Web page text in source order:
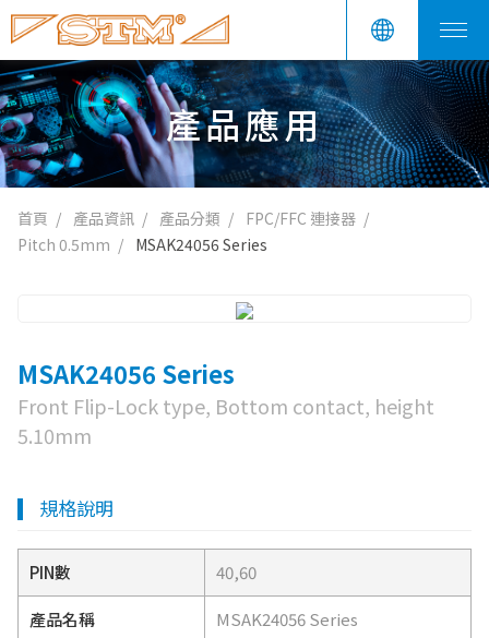
產品應用
首頁 產品資訊 產品分類
FPC/FFC 連接器
Pitch 0.5mm
MSAK24056 Series
MSAK24056 Series
Front Flip-Lock type, Bottom contact, height
5.10mm
規格說明
PIN數 40,60
產品名稱 MSAK24056 Series